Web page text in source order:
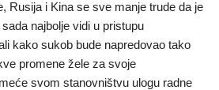
Rusija i Kina se sve manje trude da je
najbolje vidi u pristupu
kako sukob bude napredovao tako
promene žele za svoje
svom stanovništvu ulogu radne